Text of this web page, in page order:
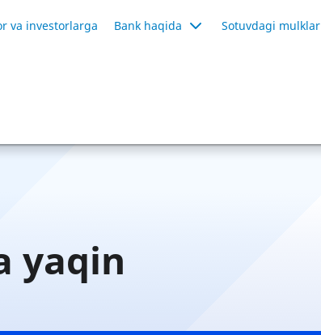
va investorlarga Bank haqida Sotuvdagi mulklar
yaqin